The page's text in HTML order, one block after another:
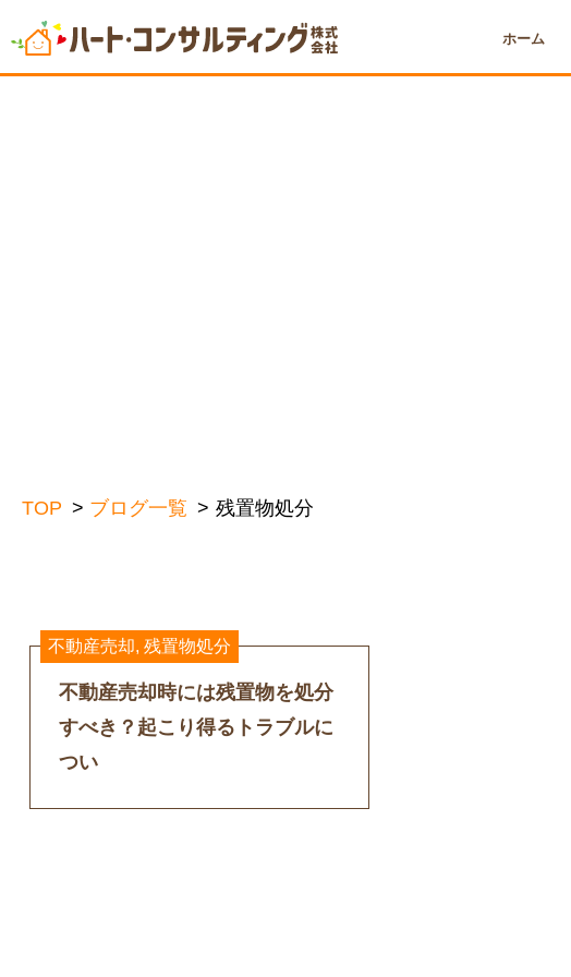
ホーム
TOP ブログ一覧 残置物処分
不動産売却, 残置物処分
不動産売却時には残置物を処分
すべき？起こり得るトラブルに
つい